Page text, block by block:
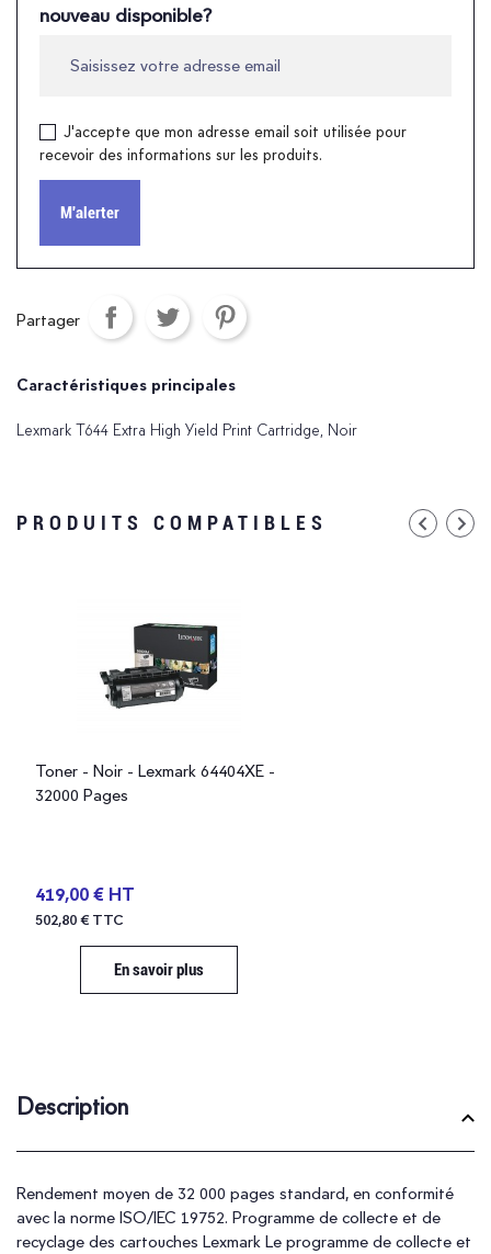
nouveau disponible?
J'accepte que mon adresse email soit utilisée pour
recevoir des informations sur les produits.
M'alerter
Partager
Caractéristiques principales
Lexmark T644 Extra High Yield Print Cartridge, Noir
PRODUITS COMPATIBLES
Toner - Noir - Lexmark 64404XE -
32000 Pages
419,00 € HT
502,80 € TTC
En savoir plus
Description
Rendement moyen de 32 000 pages standard, en conformité
avec la norme ISO/IEC 19752. Programme de collecte et de
recyclage des cartouches Lexmark Le programme de collecte et